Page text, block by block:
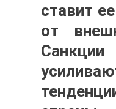
ставит
от